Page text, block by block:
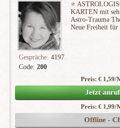
Code: 200
⭐
KARTEN mit
Astro-Trauma
Neue Freiheit für
Gespräche: 4197
(460)
Preis: € 1,59/
Jetzt
Preis: € 1,99/
Offline -